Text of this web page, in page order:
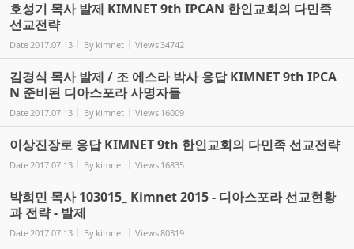
호성기 목사 발제 KIMNET 9th IPCAN 한인교회의 다민족
선교전략
Date2017.07.13 By kimnet Views34742
김경식 목사 발제 / 조 에스라 박사 응답 KIMNET 9th IPCA
N 준비된 디아스포라 사명자들
Date2017.07.13 By kimnet Views 16009
이상진장로 응답 KIMNET 9th 한인교회의 다민족 선교전략
Date2017.07.13 By kimnet Views 16835
박희민 목사 103015_ Kimnet 2015 - 디아스포라 선교현황
과 전략 - 발제
Date2017.07.13 By kimnet Views80319